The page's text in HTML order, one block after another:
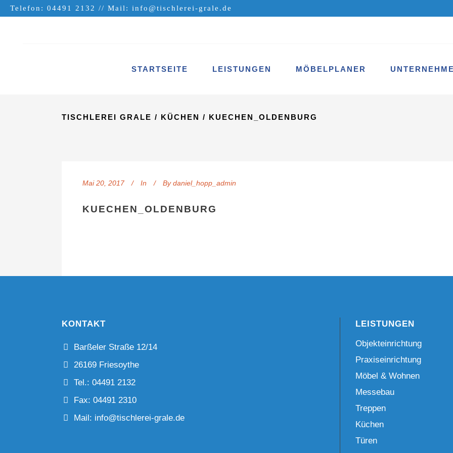
Telefon: 04491 2132 // Mail: info@tischlerei-grale.de
STARTSEITE LEISTUNGEN MÖBELPLANER
TISCHLEREI GRALE / KÜCHEN / KUECHEN_OLDENBURG
Mai 20, 2017 In By daniel_hopp_admin
KUECHEN_OLDENBURG
KONTAKT
Barßeler Straße 12/14
26169 Friesoythe
Tel.: 04491 2132
Fax: 04491 2310
Mail: info@tischlerei-grale.de
LEISTUNGEN
Objekteinrichtung
Praxiseinrichtung
Möbel & Wohnen
Messebau
Treppen
Küchen
Türen